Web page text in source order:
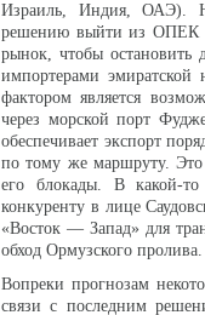
Израиль, Индия, ОАЭ).
решению выйти из ОПЕК
рынок, чтобы остановить
импортерами
фактором является
через морской порт
обеспечивает экспорт
по тому же маршруту.
его блокады. В какой-
конкуренту в лице
«Восток — Запад» для
обход Ормузского пролива.
Вопреки прогнозам
связи с последним